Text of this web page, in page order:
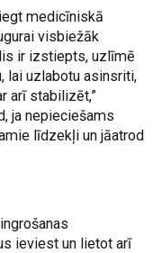
medicīniskā
visbiežāk
ir izstiepts, uzlīmē
lai uzlabotu asinsriti,
arī stabilizēt,”
ja nepieciešams
līdzekļi un jāatrod
ieviest un lietot arī